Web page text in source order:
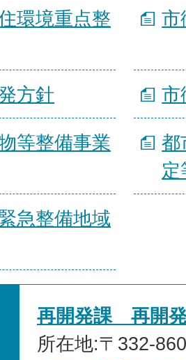
環境重点整
市
方針 市
等整備事業
都
急整備地域
再開発課 再開
所在地:〒332-